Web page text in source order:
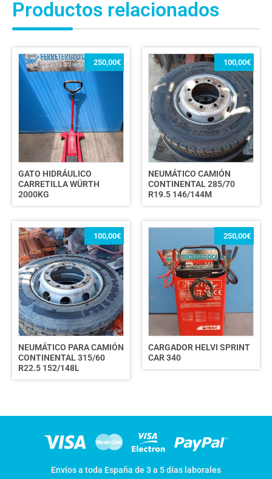
Productos relacionados
GATO HIDRÁULICO
CARRETILLA WÜRTH
2000KG
250,00€
NEUMÁTICO CAMIÓN
CONTINENTAL 285/70
R19.5 146/144M
100,00€
NEUMÁTICO PARA CAMIÓN
CONTINENTAL 315/60
R22.5 152/148L
100,00€
CARGADOR HELVI SPRINT
CAR 340
250,00€
Envíos a toda España de 3 a 5 días laborales